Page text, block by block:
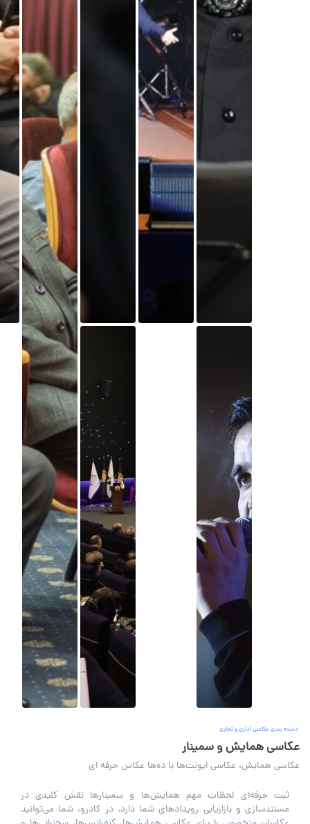
دسته بندی عکاسی اداری و تجاری
عکاسی همایش و سمینار
عکاسی همایش، عکاسی ایونت‌ها با ده‌ها عکاس حرفه ای
ثبت حرفه‌ای لحظات مهم همایش‌ها و سمینارها نقش کلیدی در
مستندسازی و بازاریابی رویدادهای شما دارد. در کادرو، شما می‌توانید